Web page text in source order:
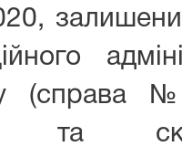
(справа
та